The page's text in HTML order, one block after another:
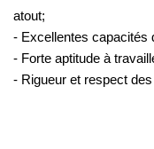
atout;
- Excellentes capacités
- Forte aptitude à
- Rigueur et respect